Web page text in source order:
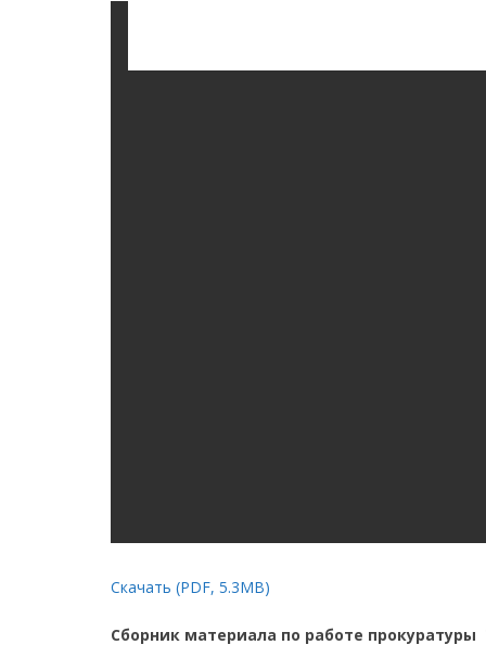
Скачать (PDF, 5.3MB)
Сборник материала по работе прокуратуры